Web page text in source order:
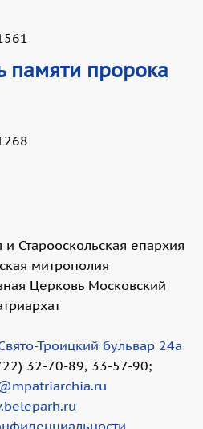
памяти пророка
и Старооскольская епархия
митрополия
Церковь Московский
Троицкий бульвар 24а
32-70-89, 33-57-90;